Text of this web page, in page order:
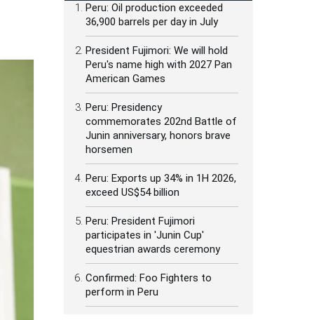
Peru: Oil production exceeded
36,900 barrels per day in July
President Fujimori: We will hold
Peru's name high with 2027 Pan
American Games
Peru: Presidency
commemorates 202nd Battle of
Junin anniversary, honors brave
horsemen
Peru: Exports up 34% in 1H 2026,
exceed US$54 billion
Peru: President Fujimori
participates in 'Junin Cup'
equestrian awards ceremony
Confirmed: Foo Fighters to
perform in Peru